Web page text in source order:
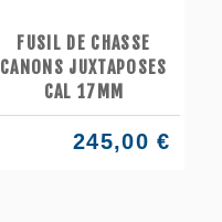
FUSIL DE CHASSE
CANONS JUXTAPOSES
CAL 17MM
245,00 €